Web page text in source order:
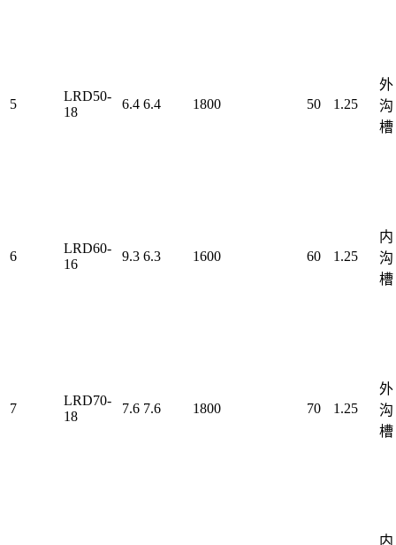
5
LRD50-
18
6.4 6.4 1800 50 1.25
外
沟
槽
6
LRD60-
16
9.3 6.3 1600 60 1.25
内
沟
槽
7
LRD70-
18
7.6 7.6 1800 70 1.25
外
沟
槽
内